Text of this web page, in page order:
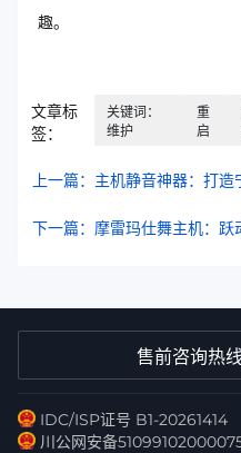
趣。
文章标
签：
关键词：
维护
重
启
上一篇：主机静音神器：打
下一篇：摩雷玛仕舞主机：
售前咨询热
IDC/ISP证号 B1-20261414
川公网安备